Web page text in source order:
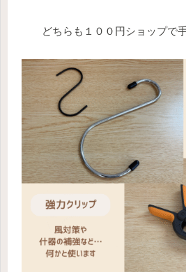
どちらも１００円ショップで